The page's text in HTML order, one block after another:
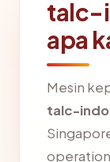
talc-
apa
Mesin
talc-